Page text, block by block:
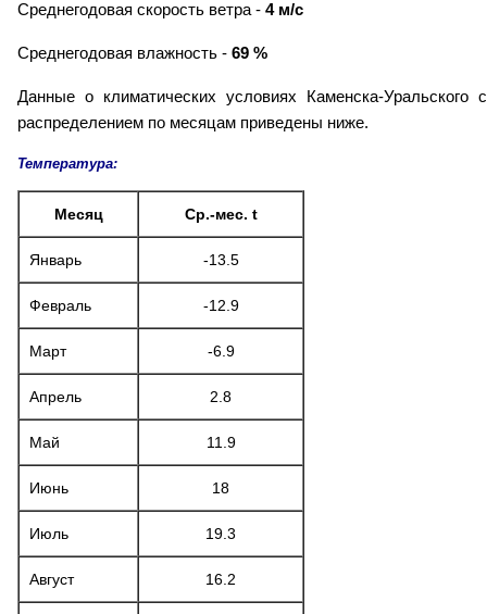
Среднегодовая скорость ветра - 4 м/с
Среднегодовая влажность - 69 %
Данные о климатических условиях Каменска-Уральского с
распределением по месяцам приведены ниже.
Температура:
Месяц Ср.-мес. t
Январь -13.5
Февраль -12.9
Март -6.9
Апрель 2.8
Май 11.9
Июнь 18
Июль 19.3
Август 16.2